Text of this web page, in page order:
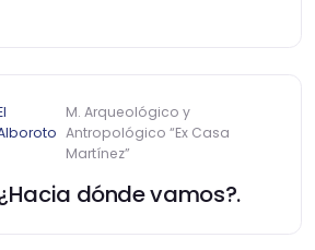
M. Arqueológico y
Antropológico “Ex Casa
Martínez”
dónde vamos?.